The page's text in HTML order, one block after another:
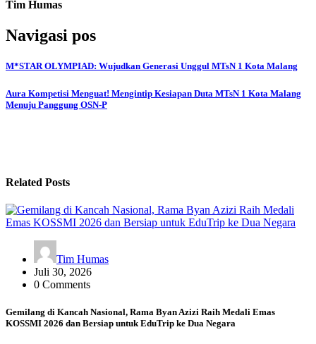
Tim Humas
Navigasi pos
M*STAR OLYMPIAD: Wujudkan Generasi Unggul MTsN 1 Kota Malang
Aura Kompetisi Menguat! Mengintip Kesiapan Duta MTsN 1 Kota Malang
Menuju Panggung OSN-P
Related Posts
Tim Humas
Juli 30, 2026
0 Comments
Gemilang di Kancah Nasional, Rama Byan Azizi Raih Medali Emas
KOSSMI 2026 dan Bersiap untuk EduTrip ke Dua Negara